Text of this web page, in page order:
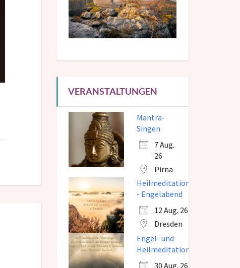
VERANSTALTUNGEN
Mantra-
Singen
7 Aug.
26
Pirna
Heilmeditation
- Engelabend
12 Aug. 26
Dresden
Engel- und
Heilmeditation
30 Aug. 26